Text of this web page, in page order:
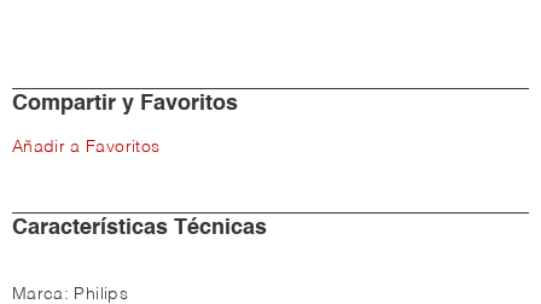
Compartir y Favoritos
Añadir a Favoritos
Características Técnicas
Marca: Philips